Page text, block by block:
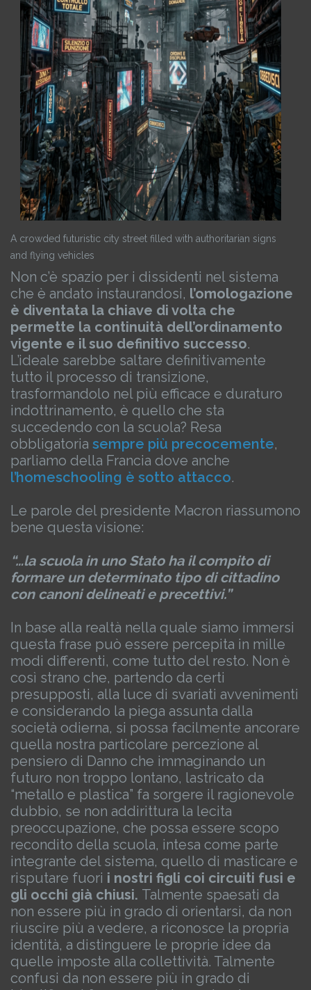
A crowded futuristic city street filled with authoritarian signs
and flying vehicles
Non c’è spazio per i dissidenti nel sistema
che è andato instaurandosi, l’omologazione
è diventata la chiave di volta che
permette la continuità dell’ordinamento
vigente e il suo definitivo successo.
L’ideale sarebbe saltare definitivamente
tutto il processo di transizione,
trasformandolo nel più efficace e duraturo
indottrinamento, è quello che sta
succedendo con la scuola? Resa
obbligatoria sempre più precocemente,
parliamo della Francia dove anche
l’homeschooling è sotto attacco.
Le parole del presidente Macron riassumono
bene questa visione:
“…la scuola in uno Stato ha il compito di
formare un determinato tipo di cittadino
con canoni delineati e precettivi.”
In base alla realtà nella quale siamo immersi
questa frase può essere percepita in mille
modi differenti, come tutto del resto. Non è
così strano che, partendo da certi
presupposti, alla luce di svariati avvenimenti
e considerando la piega assunta dalla
società odierna, si possa facilmente ancorare
quella nostra particolare percezione al
pensiero di Danno che immaginando un
futuro non troppo lontano, lastricato da
“metallo e plastica” fa sorgere il ragionevole
dubbio, se non addirittura la lecita
preoccupazione, che possa essere scopo
recondito della scuola, intesa come parte
integrante del sistema, quello di masticare e
risputare fuori i nostri figli coi circuiti fusi e
gli occhi già chiusi. Talmente spaesati da
non essere più in grado di orientarsi, da non
riuscire più a vedere, a riconosce la propria
identità, a distinguere le proprie idee da
quelle imposte alla collettività. Talmente
confusi da non essere più in grado di